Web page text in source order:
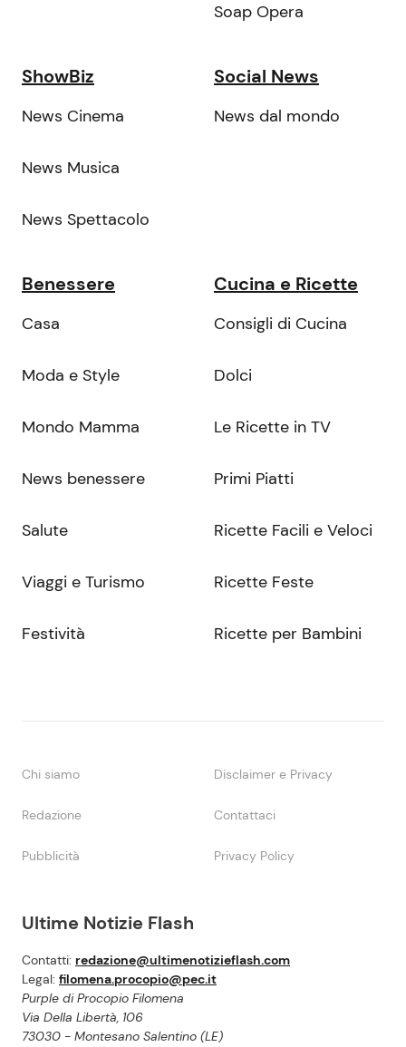
Ultime Notizie Flash
Contatti: redazione@ultimenotizieflash.com
Legal: filomena.procopio@pec.it
Purple di Procopio Filomena
Via Della Libertà, 106
73030 - Montesano Salentino (LE)
Soap Opera
ShowBiz
News Cinema
News Musica
News Spettacolo
Social News
News dal mondo
Benessere
Casa
Moda e Style
Mondo Mamma
News benessere
Salute
Viaggi e Turismo
Festività
Cucina e Ricette
Consigli di Cucina
Dolci
Le Ricette in TV
Primi Piatti
Ricette Facili e Veloci
Ricette Feste
Ricette per Bambini
Chi siamo Disclaimer e Privacy
Redazione Contattaci
Pubblicità Privacy Policy